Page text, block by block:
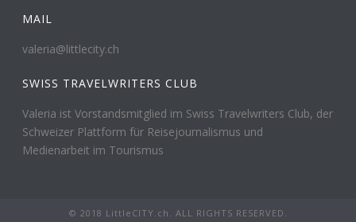
MAIL
valeria@littlecity.ch
SWISS TRAVELWRITERS CLUB
Valeria ist Vorstandsmitglied im Swiss Travelwriters Club, der
Schweizer Plattform für Reisejournalismus und
Medienarbeit im Tourismus
© 2018 LittleCITY.ch. ALL RIGHTS RESERVED.